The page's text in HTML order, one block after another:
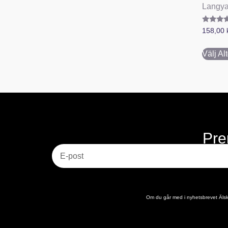
158,00
Välj
Om du går med i nyhetsbrevet